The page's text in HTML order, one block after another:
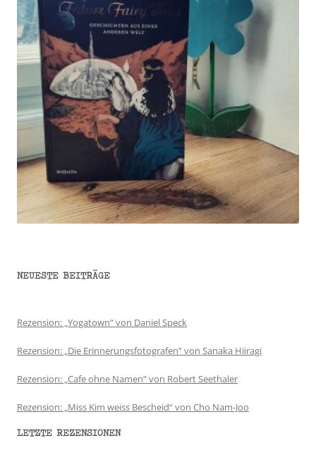
NEUESTE BEITRÄGE
Rezension: „Yogatown“ von Daniel Speck
Rezension: „Die Erinnerungsfotografen“ von Sanaka Hiiragi
Rezension: „Cafe ohne Namen“ von Robert Seethaler
Rezension: „Miss Kim weiss Bescheid“ von Cho Nam-Joo
LETZTE REZENSIONEN